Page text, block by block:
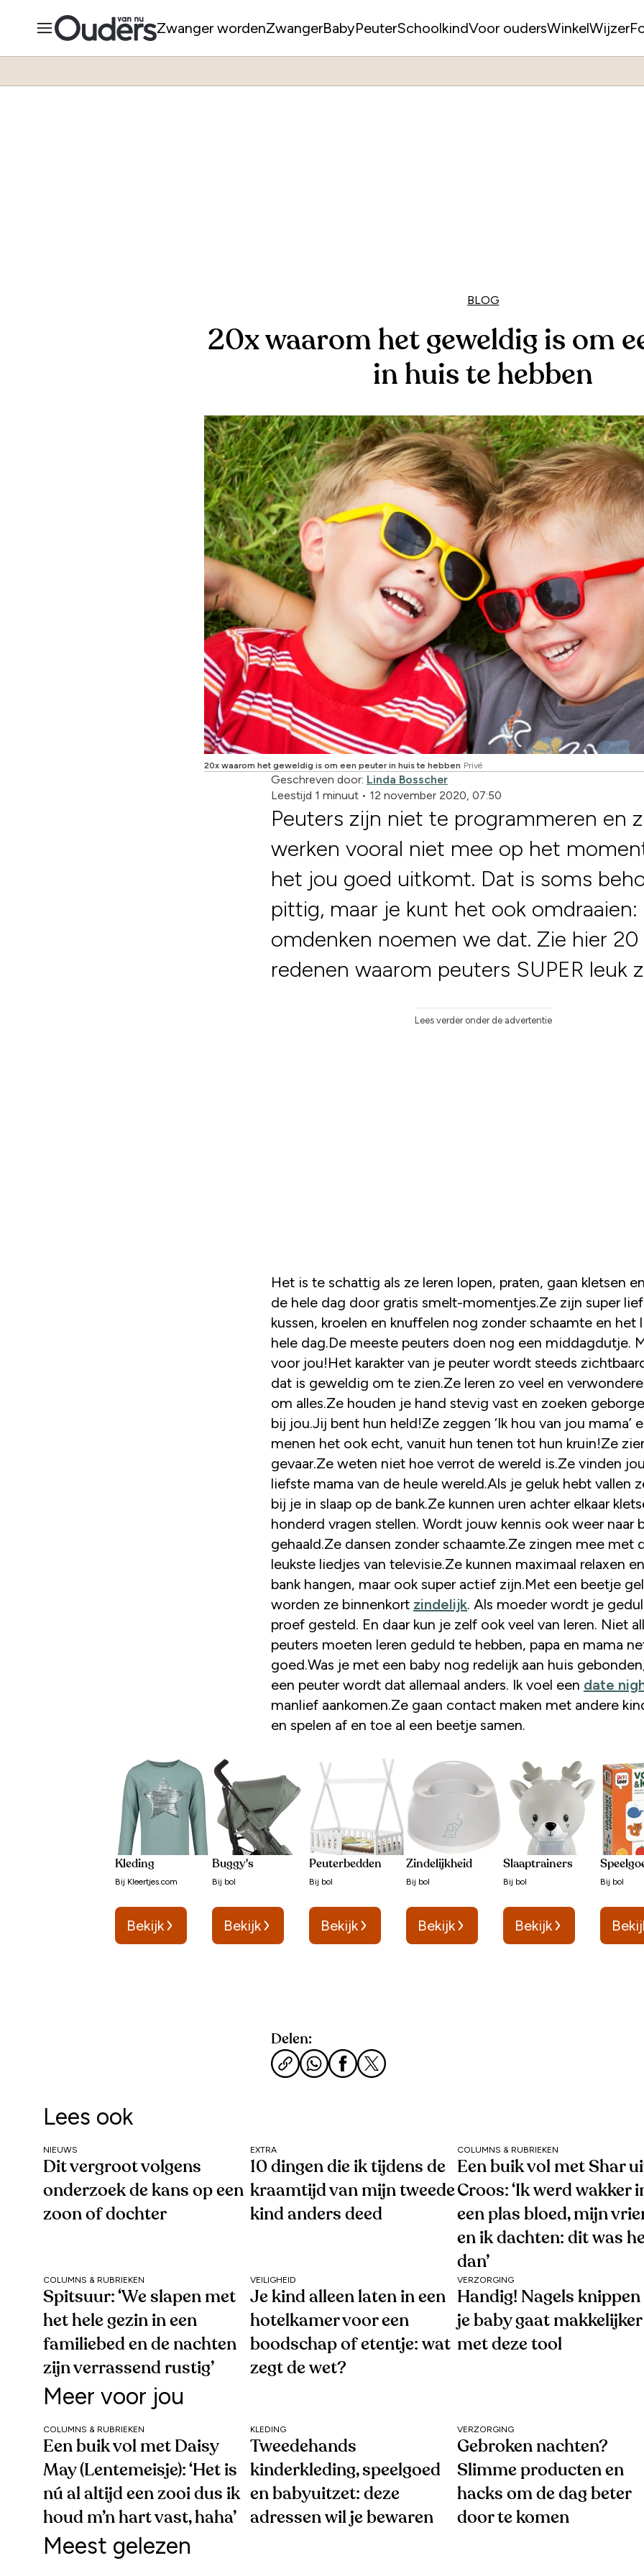
Zwanger wordenZwangerBabyPeuterSchoolkindVoor oudersWinkelWijzer
BLOG
20x waarom het geweldig is om
in huis te hebben
20x waarom het geweldig is om een peuter in huis te hebben Privé
Geschreven door: Linda Bosscher
Leestijd 1 minuut • 12 november 2020, 07:50
Peuters zijn niet te programmeren en
werken vooral niet mee op het
het jou goed uitkomt. Dat is soms
pittig, maar je kunt het ook omdraaien:
omdenken noemen we dat. Zie hier 20
redenen waarom peuters SUPER leuk
Lees verder onder de advertentie
Het is te schattig als ze leren lopen, praten, gaan kletsen en lachen:
de hele dag door gratis smelt-momentjes.Ze zijn super
kussen, kroelen en knuffelen nog zonder schaamte en het
hele dag.De meeste peuters doen nog een middagdutje.
voor jou!Het karakter van je peuter wordt steeds
dat is geweldig om te zien.Ze leren zo veel en
om alles.Ze houden je hand stevig vast en zoeken
bij jou.Jij bent hun held!Ze zeggen ‘Ik hou van jou mama’
menen het ook echt, vanuit hun tenen tot hun kruin!Ze
gevaar.Ze weten niet hoe verrot de wereld is.Ze vinden
liefste mama van de heule wereld.Als je geluk hebt vallen
bij je in slaap op de bank.Ze kunnen uren achter elkaar
honderd vragen stellen. Wordt jouw kennis ook weer naar
gehaald.Ze dansen zonder schaamte.Ze zingen mee met
leukste liedjes van televisie.Ze kunnen maximaal relaxen
bank hangen, maar ook super actief zijn.Met een beetje
worden ze binnenkort zindelijk. Als moeder wordt je
proef gesteld. En daar kun je zelf ook veel van leren. Niet
peuters moeten leren geduld te hebben, papa en mama
goed.Was je met een baby nog redelijk aan huis
een peuter wordt dat allemaal anders. Ik voel een date
manlief aankomen.Ze gaan contact maken met andere
en spelen af en toe al een beetje samen.
Kleding
Bij Kleertjes.com
Bekijk
Buggy's
Bij bol
Bekijk
Peuterbedden
Bij bol
Bekijk
Zindelijkheid
Bij bol
Bekijk
Slaaptrainers
Bij bol
Bekijk
Bij bol
Delen:
Lees ook
NIEUWS
Dit vergroot volgens
onderzoek de kans op een
zoon of dochter
EXTRA
10 dingen die ik tijdens de
kraamtijd van mijn tweede
kind anders deed
COLUMNS & RUBRIEKEN
Een buik vol met Shar
Croos: ‘Ik werd wakker
een plas bloed, mijn
en ik dachten: dit was
dan’
COLUMNS & RUBRIEKEN
Spitsuur: ‘We slapen met
het hele gezin in een
familiebed en de nachten
zijn verrassend rustig’
VEILIGHEID
Je kind alleen laten in een
hotelkamer voor een
boodschap of etentje: wat
zegt de wet?
VERZORGING
Handig! Nagels knippen
je baby gaat makkelijker
met deze tool
Meer voor jou
COLUMNS & RUBRIEKEN
Een buik vol met Daisy
May (Lentemeisje): ‘Het is
nú al altijd een zooi dus ik
houd m’n hart vast, haha’
KLEDING
Tweedehands
kinderkleding, speelgoed
en babyuitzet: deze
adressen wil je bewaren
VERZORGING
Gebroken nachten?
Slimme producten en
hacks om de dag beter
door te komen
Meest gelezen